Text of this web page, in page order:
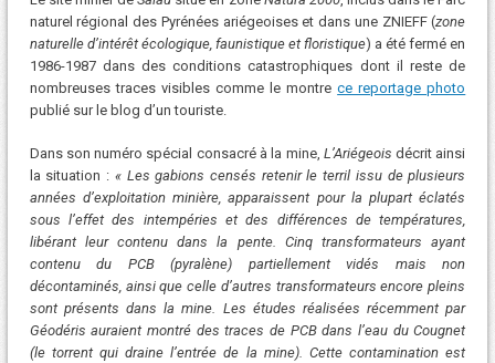
naturel régional des Pyrénées ariégeoises et dans une ZNIEFF (zone
naturelle d’intérêt écologique, faunistique et floristique) a été fermé en
1986-1987 dans des conditions catastrophiques dont il reste de
nombreuses traces visibles comme le montrece reportage photo
publié sur le blog d’un touriste.
Dans son numéro spécial consacré à la mine, L’Ariégeois décrit ainsi
la situation : « Les gabions censés retenir le terril issu de plusieurs
années d’exploitation minière, apparaissent pour la plupart éclatés
sous l’effet des intempéries et des différences de températures,
libérant leur contenu dans la pente. Cinq transformateurs ayant
contenu du PCB (pyralène) partiellement vidés mais non
décontaminés, ainsi que celle d’autres transformateurs encore pleins
sont présents dans la mine. Les études réalisées récemment par
Géodéris auraient montré des traces de PCB dans l’eau du Cougnet
(le torrent qui draine l’entrée de la mine). Cette contamination est